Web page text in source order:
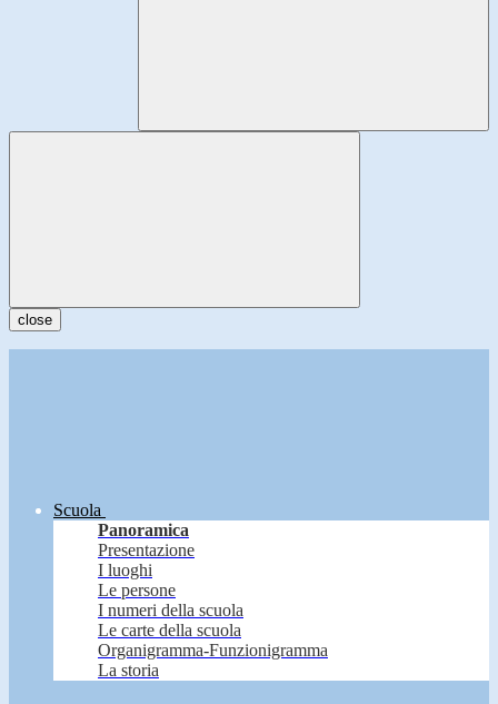
close
Scuola
Panoramica
Presentazione
I luoghi
Le persone
I numeri della scuola
Le carte della scuola
Organigramma-Funzionigramma
La storia